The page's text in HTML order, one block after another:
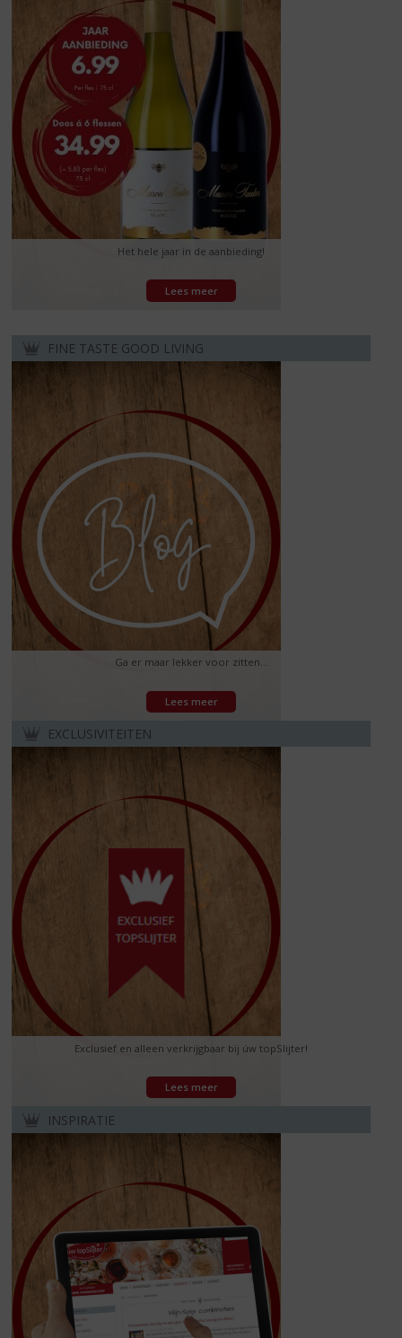
Het hele jaar in de aanbieding!
Lees meer
FINE TASTE GOOD LIVING
Ga er maar lekker voor zitten...
Lees meer
EXCLUSIVITEITEN
Exclusief en alleen verkrijgbaar bij úw topSlijter!
Lees meer
INSPIRATIE